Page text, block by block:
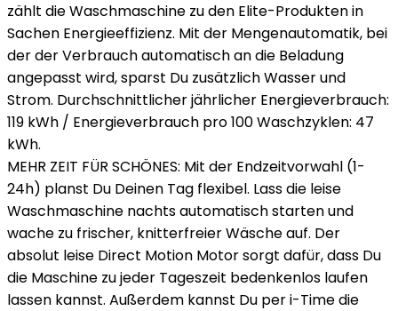
zählt die Waschmaschine zu den Elite-Produkten in
Sachen Energieeffizienz. Mit der Mengenautomatik, bei
der der Verbrauch automatisch an die Beladung
angepasst wird, sparst Du zusätzlich Wasser und
Strom. Durchschnittlicher jährlicher Energieverbrauch:
119 kWh / Energieverbrauch pro 100 Waschzyklen: 47
kWh.
MEHR ZEIT FÜR SCHÖNES: Mit der Endzeitvorwahl (1-
24h) planst Du Deinen Tag flexibel. Lass die leise
Waschmaschine nachts automatisch starten und
wache zu frischer, knitterfreier Wäsche auf. Der
absolut leise Direct Motion Motor sorgt dafür, dass Du
die Maschine zu jeder Tageszeit bedenkenlos laufen
lassen kannst. Außerdem kannst Du per i-Time die